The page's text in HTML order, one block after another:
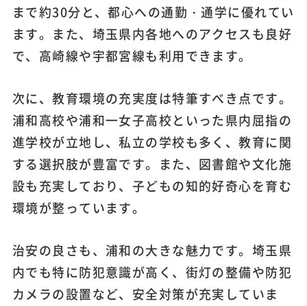
まで約30分と、都心への通勤・通学に優れてい
ます。また、埼玉県内各地へのアクセスも良好
で、高崎線や宇都宮線も利用できます。
次に、教育環境の充実度は特筆すべき点です。
浦和高校や浦和一女子高校といった県内屈指の
進学校が立地し、私立の学校も多く、教育に関
する選択肢が豊富です。また、図書館や文化施
設も充実しており、子どもの知的好奇心を育む
環境が整っています。
治安の良さも、浦和の大きな魅力です。埼玉県
内でも特に防犯意識が高く、街灯の整備や防犯
カメラの設置など、安全対策が充実していま